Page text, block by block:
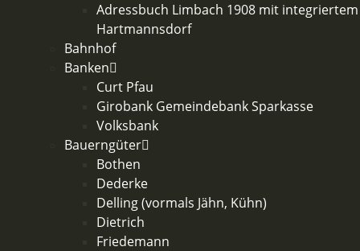
Adressbuch Limbach 1908 mit integriertem
Hartmannsdorf
Bahnhof
Banken
Curt Pfau
Girobank Gemeindebank Sparkasse
Volksbank
Bauerngüter
Bothen
Dederke
Delling (vormals Jähn, Kühn)
Dietrich
Friedemann